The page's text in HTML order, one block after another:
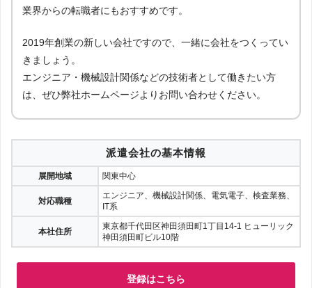
業界からの転職者にもおすすめです。
2019年創業の新しい会社ですので、一緒に会社をつくってい
きましょう。
エンジニア・機械設計関係などの技術者として働きたい方
は、ぜひ弊社ホームページよりお問い合わせください。
派遣会社の基本情報
展開地域 関東中心
対応職種
エンジニア、機械設計関係、電気電子、検査業務、
IT系
本社住所
東京都千代田区神田須田町1丁目14-1 ヒューリック
神田須田町ビル10階
登録はこちら